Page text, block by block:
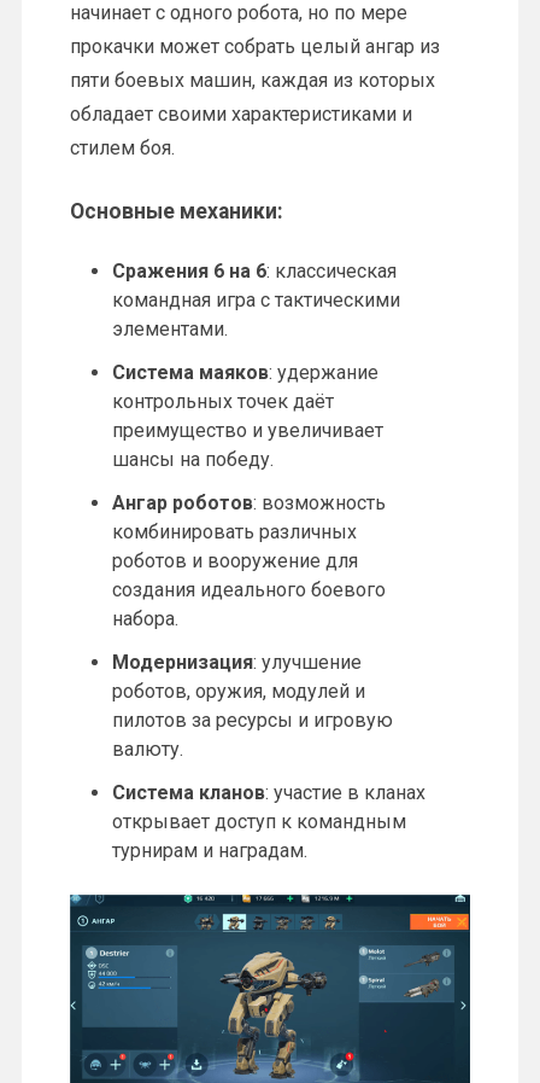
начинает с одного робота, но по мере
прокачки может собрать целый ангар из
пяти боевых машин, каждая из которых
обладает своими характеристиками и
стилем боя.
Основные механики:
Сражения 6 на 6: классическая
командная игра с тактическими
элементами.
Система маяков: удержание
контрольных точек даёт
преимущество и увеличивает
шансы на победу.
Ангар роботов: возможность
комбинировать различных
роботов и вооружение для
создания идеального боевого
набора.
Модернизация: улучшение
роботов, оружия, модулей и
пилотов за ресурсы и игровую
валюту.
Система кланов: участие в кланах
открывает доступ к командным
турнирам и наградам.